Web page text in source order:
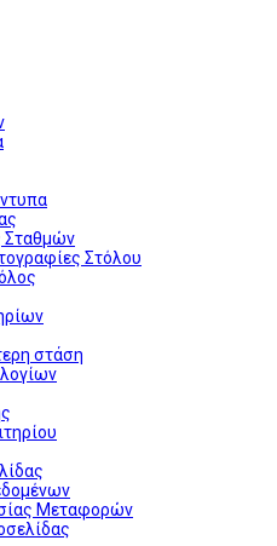
Σταθμών
Στόλου
στάση
Μεταφορών